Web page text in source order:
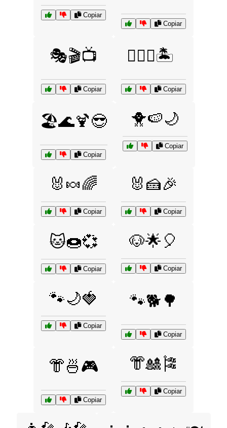
Copiar
Copiar
🎭🎬📺
Copiar
🏄‍♀️🌊🏝️
Copiar
🏖️🌊🍹😎
Copiar
🐥🍉🌙
Copiar
🐰🍬🌈
Copiar
🐰🍰🎉
Copiar
🐱🍩💞
Copiar
🐶🌟🎈
Copiar
🐾🌙🍓
Copiar
🐾🐕🌳
Copiar
👘🍜🎮
Copiar
👘🎎🎏
Copiar